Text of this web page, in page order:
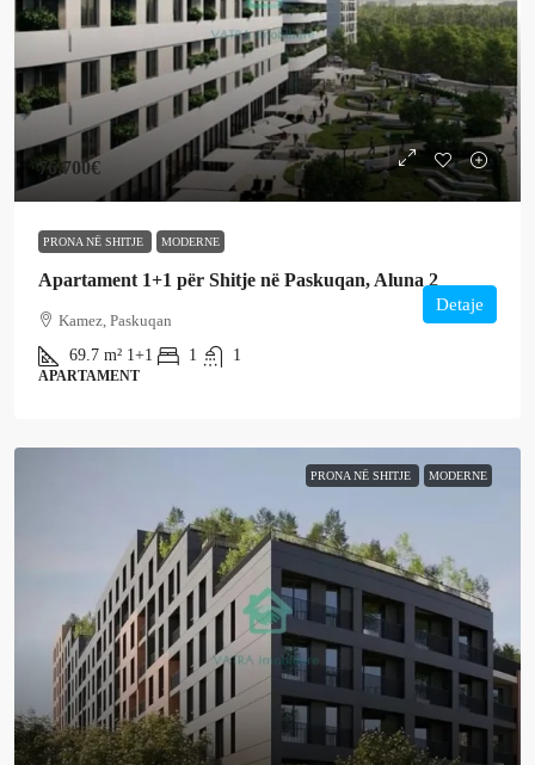
76,700€
PRONA NË SHITJE MODERNE
Apartament 1+1 për Shitje në Paskuqan, Aluna 2
Kamez, Paskuqan
69.7 m² 1+1 1 1
APARTAMENT
Detaje
PRONA NË SHITJE MODERNE